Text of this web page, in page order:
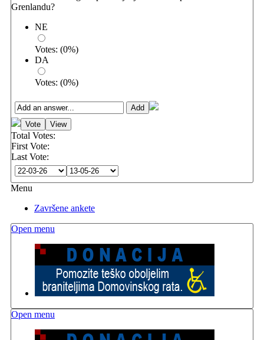
Grenlandu?
NE
Votes: (0%)
DA
Votes: (0%)
Total Votes:
First Vote:
Last Vote:
Menu
Završene ankete
Open menu
Open menu